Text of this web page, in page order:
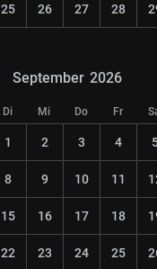
25 26 27 28
September 2026
Di Mi Do Fr
1 2 3 4
8 9 10 11
15 16 17 18
22 23 24 25